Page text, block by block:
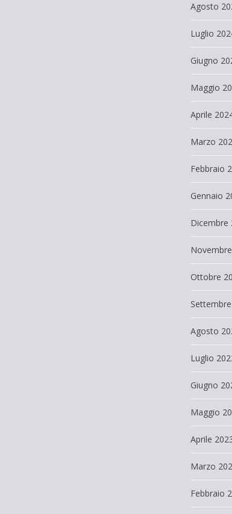
Agosto
Luglio
Giugno
Maggio
Aprile
Marzo
Febbraio
Gennaio
Dicembre
Ottobre
Agosto
Luglio
Giugno
Maggio
Aprile
Marzo
Febbraio